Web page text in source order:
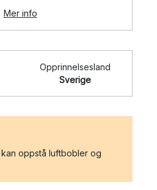
Mer info
Opprinnelsesland
Sverige
kan oppstå luftbobler og